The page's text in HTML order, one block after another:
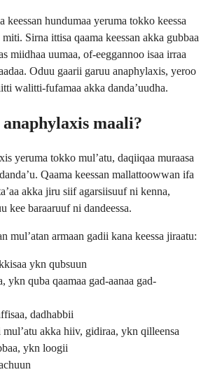
keessan hundumaa yeruma tokko keessa
Sirna ittisa qaama keessan akka gubbaa
miidhaa uumaa, of-eeggannoo isaa irraa
Oduu gaarii garuu anaphylaxis, yeroo
walitti-fufamaa akka danda’uudha.
maali?
yeruma tokko mul’atu, daqiiqaa muraasa
Qaama keessan mallattoowwan ifa
akka jiru siif agarsiisuuf ni kenna,
kee baraaruuf ni dandeessa.
mul’atan armaan gadii kana keessa jiraatu:
ykn qubsuun
ykn quba qaamaa gad-aanaa gad-
dadhabbii
mul’atu akka hiiv, gidiraa, ykn qilleensa
ykn loogii